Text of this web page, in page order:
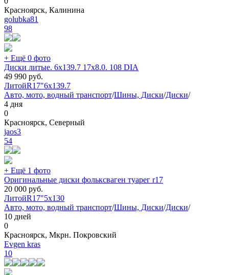
Красноярск, Калинина
golubka81
98
+ Ещё 0 фото
Диски литые. 6x139.7 17x8.0. 108 DIA
49 990 руб.
ЛитойR17"6x139.7
Авто, мото, водный транспорт/Шины, Диски/Диски/
4 дня
0
Красноярск, Северный
jaos3
54
+ Ещё 1 фото
Оригинальные диски фольксваген туарег r17
20 000 руб.
ЛитойR17"5x130
Авто, мото, водный транспорт/Шины, Диски/Диски/
10 дней
0
Красноярск, Мкрн. Покровский
Evgen kras
10